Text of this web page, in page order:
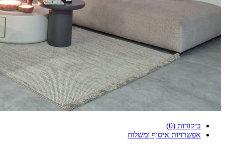
ביקורות (0)
אפשרויות איסוף ומשלוח